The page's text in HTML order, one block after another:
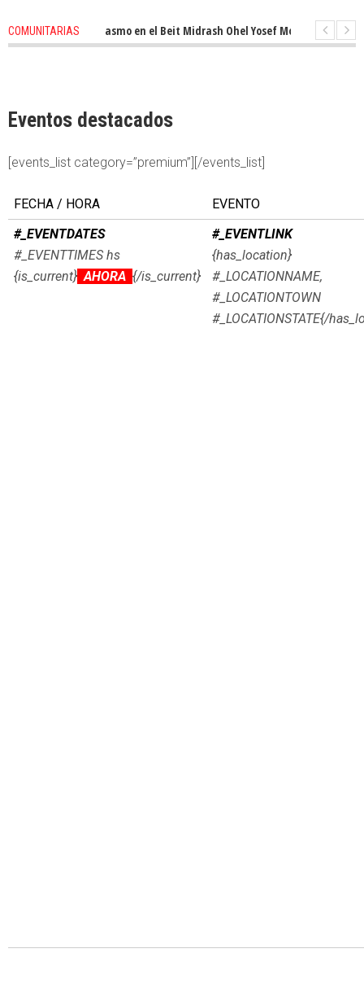
COMUNITARIASentusiasmo en el Beit Midrash Ohel Yosef Moshe
1 months ago
Eventos destacados
[events_list category=”premium”][/events_list]
FECHA / HORA
EVENTO
#_EVENTDATES
#_EVENTTIMES hs
{is_current} AHORA {/is_current}
#_EVENTLINK
{has_location}
#_LOCATIONNAME,
#_LOCATIONTOWN
#_LOCATIONSTATE{/